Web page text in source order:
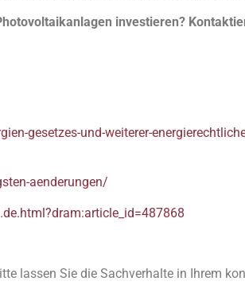
investieren?
gesetzes-und-weiterer-
aenderungen/
lassen Sie die Sachverhalte in Ihrem